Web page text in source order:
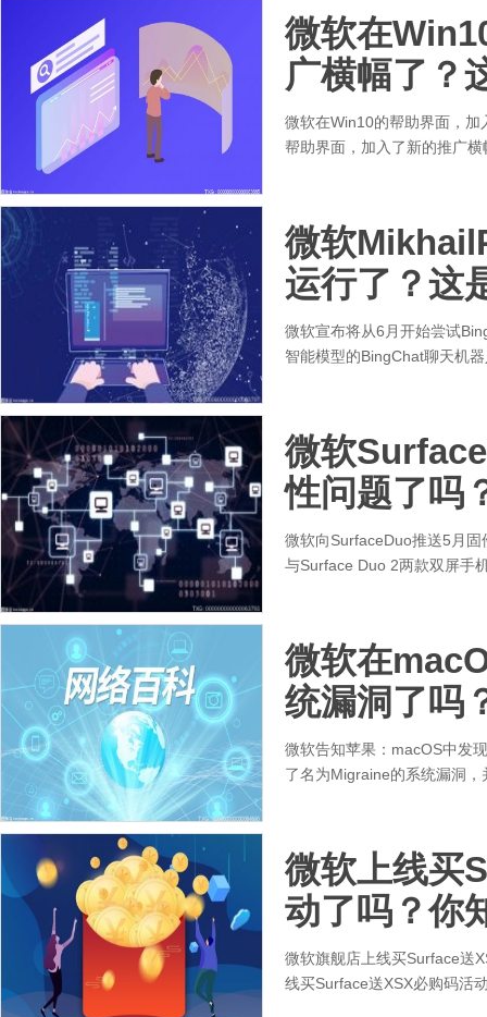
微软在
广横幅了？
微软在Win10的帮助界面，
帮助界面，加入了新的推广
微软
运行了？这
微软宣布将从6月开始尝试
智能模型的BingChat聊天机
微软
性问题了吗
微软向SurfaceDuo推送5月
与Surface Duo 2两款双屏手
微软在
统漏洞了吗
微软告知苹果：macOS中发
了名为Migraine的系统漏洞
微软上线买
动了吗？你
微软旗舰店上线买Surface送
线买Surface送XSX必购码活